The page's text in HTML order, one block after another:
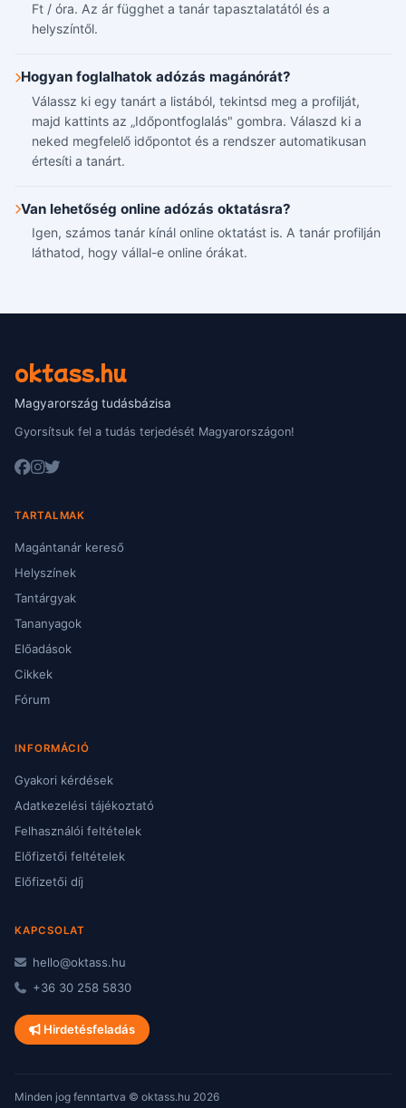
Ft / óra. Az ár függhet a tanár tapasztalatától és a
helyszíntől.
Hogyan foglalhatok adózás magánórát?
Válassz ki egy tanárt a listából, tekintsd meg a profilját,
majd kattints az „Időpontfoglalás" gombra. Válaszd ki a
neked megfelelő időpontot és a rendszer automatikusan
értesíti a tanárt.
Van lehetőség online adózás oktatásra?
Igen, számos tanár kínál online oktatást is. A tanár profilján
láthatod, hogy vállal-e online órákat.
oktass.hu
Magyarország tudásbázisa
Gyorsítsuk fel a tudás terjedését Magyarországon!
TARTALMAK
Magántanár kereső
Helyszínek
Tantárgyak
Tananyagok
Előadások
Cikkek
Fórum
INFORMÁCIÓ
Gyakori kérdések
Adatkezelési tájékoztató
Felhasználói feltételek
Előfizetői feltételek
Előfizetői díj
KAPCSOLAT
hello@oktass.hu
+36 30 258 5830
Hirdetésfeladás
Minden jog fenntartva © oktass.hu 2026